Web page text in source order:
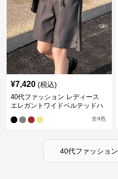
¥7,420 (税込)
40代ファッション レディース
エレガントワイドベルテッドハ
全4色
40代ファッション